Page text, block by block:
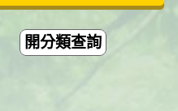
開分類查詢